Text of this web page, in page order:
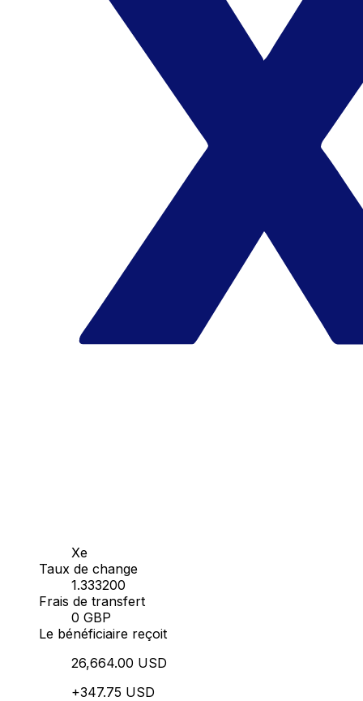
Xe
Taux de change
1.333200
Frais de transfert
0 GBP
Le bénéficiaire reçoit
26,664.00 USD
+347.75 USD